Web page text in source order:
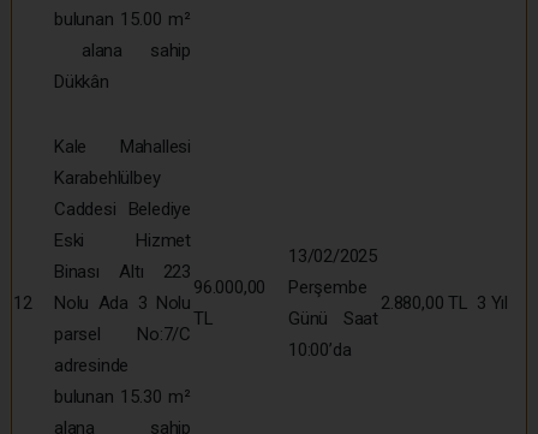
bulunan 15.00 m²
alana sahip
Dükkân
12
Kale Mahallesi
Karabehlülbey
Caddesi Belediye
Eski Hizmet
Binası Altı 223
Nolu Ada 3 Nolu
parsel No:7/C
adresinde
bulunan 15.30 m²
alana sahip
96.000,00
TL
13/02/2025
Perşembe
Günü Saat
10:00’da
2.880,00 TL 3 Yıl